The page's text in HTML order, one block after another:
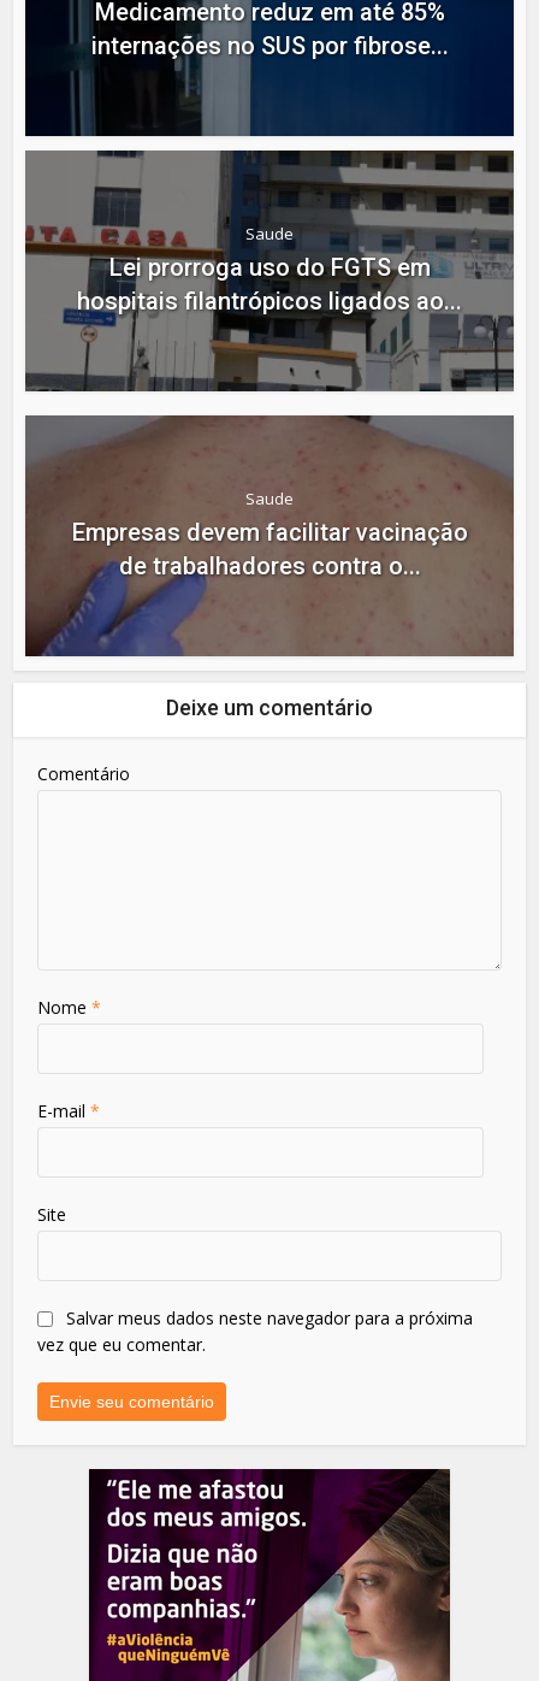
Medicamento reduz em até 85%
internações no SUS por fibrose...
Saude
Lei prorroga uso do FGTS em
hospitais filantrópicos ligados ao...
Saude
Empresas devem facilitar vacinação
de trabalhadores contra o...
Deixe um comentário
Comentário
Nome*
E-mail*
Site
Salvar meus dados neste navegador para a próxima
vez que eu comentar.